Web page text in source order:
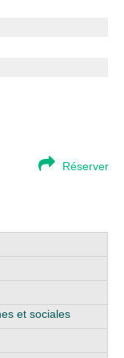
Réserver
et sociales